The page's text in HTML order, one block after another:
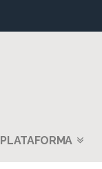
PLATAFORMA